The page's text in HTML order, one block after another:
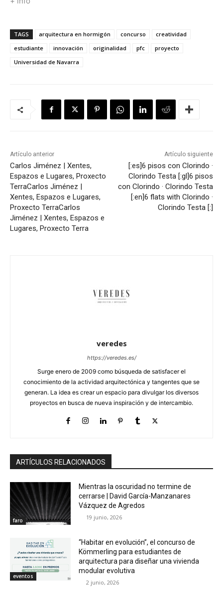
TAGS arquitectura en hormigón concurso
creatividad
estudiante
innovación originalidad pfc
proyecto
Universidad de Navarra
Artículo anterior
Carlos Jiménez | Xentes,
Espazos e Lugares, Proxecto
TerraCarlos Jiménez |
Xentes, Espazos e Lugares,
Proxecto TerraCarlos
Jiménez | Xentes, Espazos e
Lugares, Proxecto Terra
Artículo siguiente
[:es]6 pisos con Clorindo ·
Clorindo Testa [:gl]6 pisos
con Clorindo · Clorindo Testa
[:en]6 flats with Clorindo ·
Clorindo Testa [:]
veredes
https://veredes.es/
Surge enero de 2009 como búsqueda de satisfacer el
conocimiento de la actividad arquitectónica y tangentes que se
generan. La idea es crear un espacio para divulgar los diversos
proyectos en busca de nueva inspiración y de intercambio.
ARTÍCULOS RELACIONADOS
faro
Mientras la oscuridad no termine de
cerrarse | David García-Manzanares
Vázquez de Agredos
19 junio, 2026
eventos
“Habitar en evolución”, el concurso de
Kömmerling para estudiantes de
arquitectura para diseñar una vivienda
modular evolutiva
2 junio, 2026